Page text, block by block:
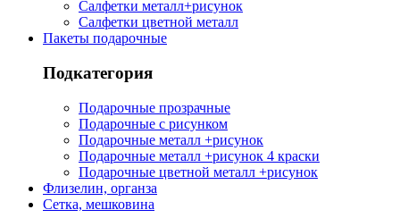
Салфетки металл+рисунок
Салфетки цветной металл
Пакеты подарочные
Подкатегория
Подарочные прозрачные
Подарочные с рисунком
Подарочные металл +рисунок
Подарочные металл +рисунок 4 краски
Подарочные цветной металл +рисунок
Флизелин, органза
Сетка, мешковина